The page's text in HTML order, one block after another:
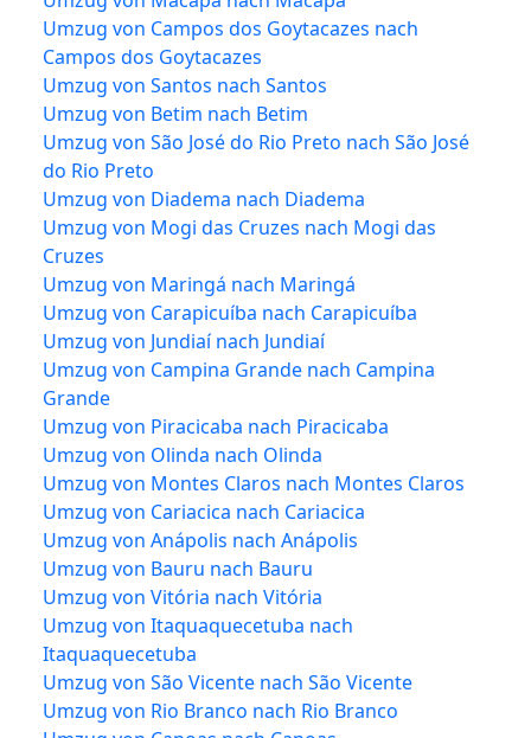
Umzug von Campos dos Goytacazes nach
Campos dos Goytacazes
Umzug von Santos nach Santos
Umzug von Betim nach Betim
Umzug von São José do Rio Preto nach São José
do Rio Preto
Umzug von Diadema nach Diadema
Umzug von Mogi das Cruzes nach Mogi das
Cruzes
Umzug von Maringá nach Maringá
Umzug von Carapicuíba nach Carapicuíba
Umzug von Jundiaí nach Jundiaí
Umzug von Campina Grande nach Campina
Grande
Umzug von Piracicaba nach Piracicaba
Umzug von Olinda nach Olinda
Umzug von Montes Claros nach Montes Claros
Umzug von Cariacica nach Cariacica
Umzug von Anápolis nach Anápolis
Umzug von Bauru nach Bauru
Umzug von Vitória nach Vitória
Umzug von Itaquaquecetuba nach
Itaquaquecetuba
Umzug von São Vicente nach São Vicente
Umzug von Rio Branco nach Rio Branco